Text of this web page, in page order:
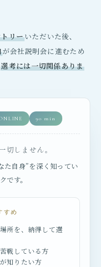
リーいただいた後、
が会社説明会に進むため
選考には一切関係ありま
90 min
切しません。
た自身”を深く知ってい
です。
すめ
所を、納得して選
戦している方
知りたい方